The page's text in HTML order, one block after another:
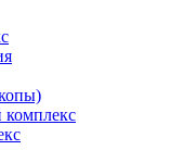
комплекс